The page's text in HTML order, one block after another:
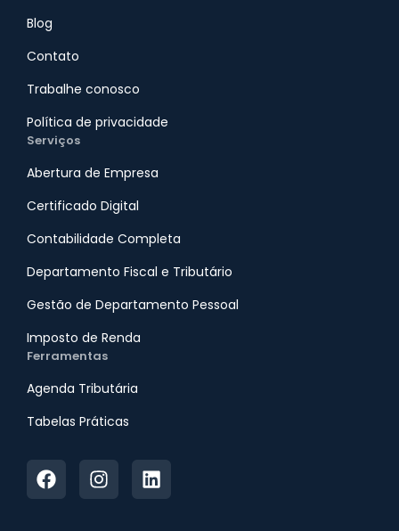
Blog
Contato
Trabalhe conosco
Política de privacidade
Serviços
Abertura de Empresa
Certificado Digital
Contabilidade Completa
Departamento Fiscal e Tributário
Gestão de Departamento Pessoal
Imposto de Renda
Ferramentas
Agenda Tributária
Tabelas Práticas